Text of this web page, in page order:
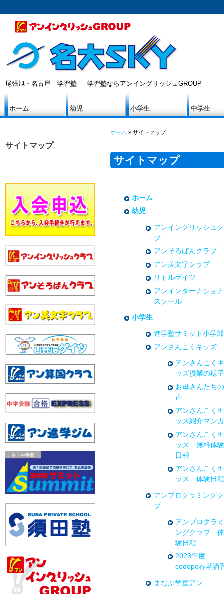
尾張旭・名古屋 学習塾 ｜ 学習塾ならアンイングリッシュGROUP
ホーム 幼児 小学生 中学生
サイトマップ
ホーム » サイトマップ
サイトマップ
ホーム
幼児
アンイングリッシュ
ブ
アンそろばんクラブ
アン美文字クラブ
リトルゲイツ
アンインターナショ
スクール
小学生
進学塾サミット小学部
アンさんこくキッズ
アンさんこく
ッズ授業の様
お母さんたち
声
アンさんこく
ッズ紹介マン
アンさんこく
ッズ 無料体
日程
アンさんこく
ッズ 体験日
アンプログラミング
ブ
アンプログラ
ングクラブ
験日程
2023年度
codopo春期講
まなぶ学童アン